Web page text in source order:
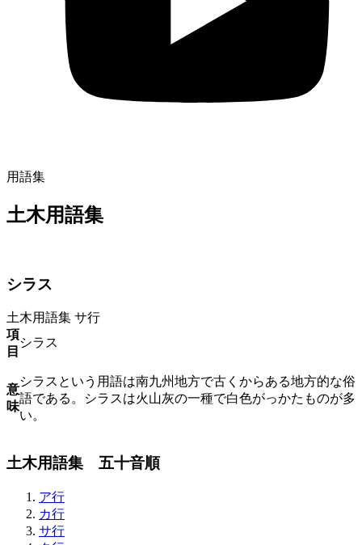
用語集
土木用語集
シラス
土木用語集 サ行
項
目
シラス
意
味
シラスという用語は南九州地方で古くからある地方的な俗
語である。シラスは火山灰の一種で白色がっかたものが多
い。
土木用語集 五十音順
ア行
カ行
サ行